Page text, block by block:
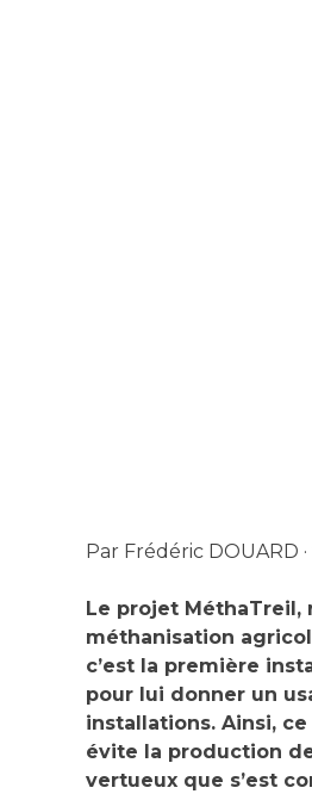
Par Frédéric DOUARD ·
Le projet MéthaTreil,
méthanisation
c’est la première
pour lui donner un
installations. Ainsi, ce
évite la production
vertueux que s’est